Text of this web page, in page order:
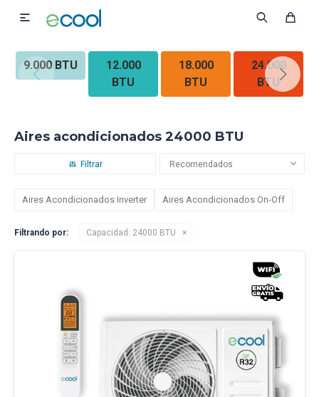

9.000 BTU
12.000
BTU
18.000
BTU
24.000
BTU
Aires acondicionados 24000 BTU
Recomendados
Aires Acondicionados Inverter Aires Acondicionados On-Off
Filtrando por: Capacidad: 24000 BTU